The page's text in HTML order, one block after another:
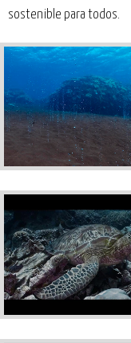
sostenible para todos.